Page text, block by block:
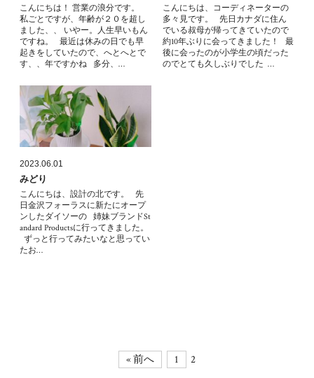
こんにちは！ 営業の浪分です。
私ごとですが、年齢が２０を超し
ました、、 いやー。人生早いもん
ですね。 最近は休みの日でも早
起きをしていたので、へとへとで
す、、年ですかね 多分、…
こんにちは、コーディネーターの
多々見です。 先日カナダに住ん
でいる叔母が帰ってきていたので
約10年ぶりに会ってきました！ 最
後に会ったのが小学生の頃だった
のでとても久しぶりでした …
2023.06.01
みどり
こんにちは、設計の北です。 先
日金沢フォーラスに新たにオープ
ンしたダイソーの 姉妹ブランドSt
andard Productsに行ってきました。
ずっと行ってみたいなと思ってい
たお…
« 前へ 1 2